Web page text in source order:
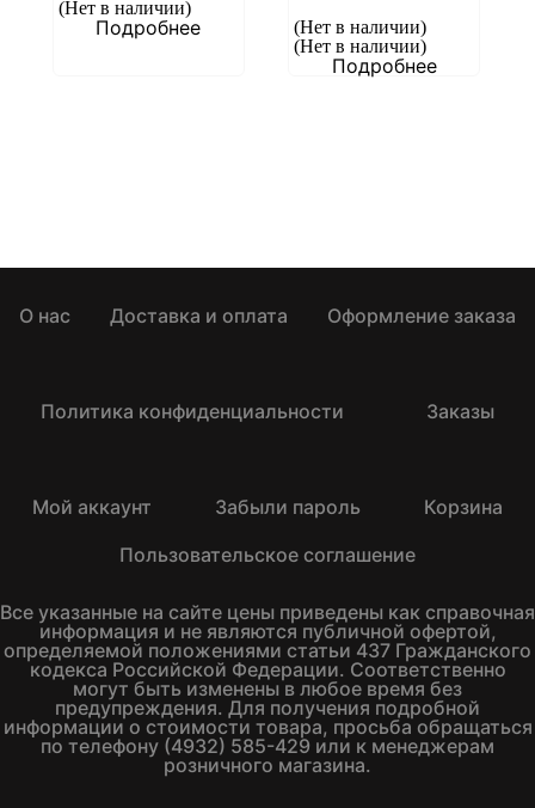
(Нет в наличии)
Подробнее
(Нет в наличии)
(Нет в наличии)
Подробнее
О нас Доставка и оплата Оформление заказа
Политика конфиденциальности Заказы
Мой аккаунт Забыли пароль
Корзина
Пользовательское соглашение
Все указанные на сайте цены приведены как справочная
информация и не являются публичной офертой,
определяемой положениями статьи 437 Гражданского
кодекса Российской Федерации. Соответственно
могут быть изменены в любое время без
предупреждения. Для получения подробной
информации о стоимости товара, просьба обращаться
по телефону (4932) 585-429 или к менеджерам
розничного магазина.